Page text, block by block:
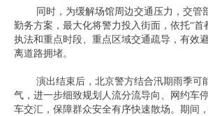
同时，为缓解场馆周边交通压力，交管
勤务方案，最大化将警力投入街面，依托“首
执法和重点时段、重点区域交通疏导，有效
离道路拥堵。
演出结束后，北京警方结合汛期雨季可
气，进一步细致规划人流分流导向、网约车
车交汇，保障群众安全有序快速散场。期间